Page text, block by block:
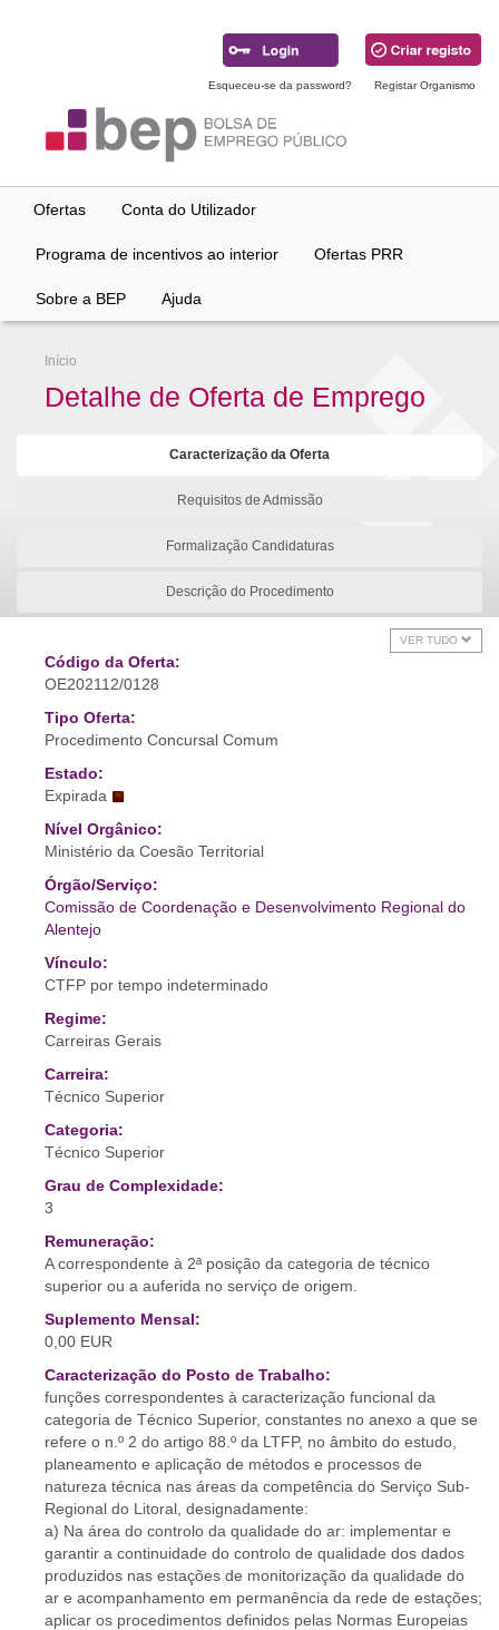
Esqueceu-se da password? Registar Organismo
Ofertas Conta do Utilizador
Programa de incentivos ao interior Ofertas PRR
Sobre a BEP Ajuda
Início
Detalhe de Oferta de Emprego
Caracterização da Oferta
Requisitos de Admissão
Formalização Candidaturas
Descrição do Procedimento
VER TUDO
Código da Oferta:
OE202112/0128
Tipo Oferta:
Procedimento Concursal Comum
Estado:
Expirada
Nível Orgânico:
Ministério da Coesão Territorial
Órgão/Serviço:
Comissão de Coordenação e Desenvolvimento Regional do
Alentejo
Vínculo:
CTFP por tempo indeterminado
Regime:
Carreiras Gerais
Carreira:
Técnico Superior
Categoria:
Técnico Superior
Grau de Complexidade:
3
Remuneração:
A correspondente à 2ª posição da categoria de técnico
superior ou a auferida no serviço de origem.
Suplemento Mensal:
0,00 EUR
Caracterização do Posto de Trabalho:
funções correspondentes à caracterização funcional da
categoria de Técnico Superior, constantes no anexo a que se
refere o n.º 2 do artigo 88.º da LTFP, no âmbito do estudo,
planeamento e aplicação de métodos e processos de
natureza técnica nas áreas da competência do Serviço Sub-
Regional do Litoral, designadamente:
a) Na área do controlo da qualidade do ar: implementar e
garantir a continuidade do controlo de qualidade dos dados
produzidos nas estações de monitorização da qualidade do
ar e acompanhamento em permanência da rede de estações;
aplicar os procedimentos definidos pelas Normas Europeias